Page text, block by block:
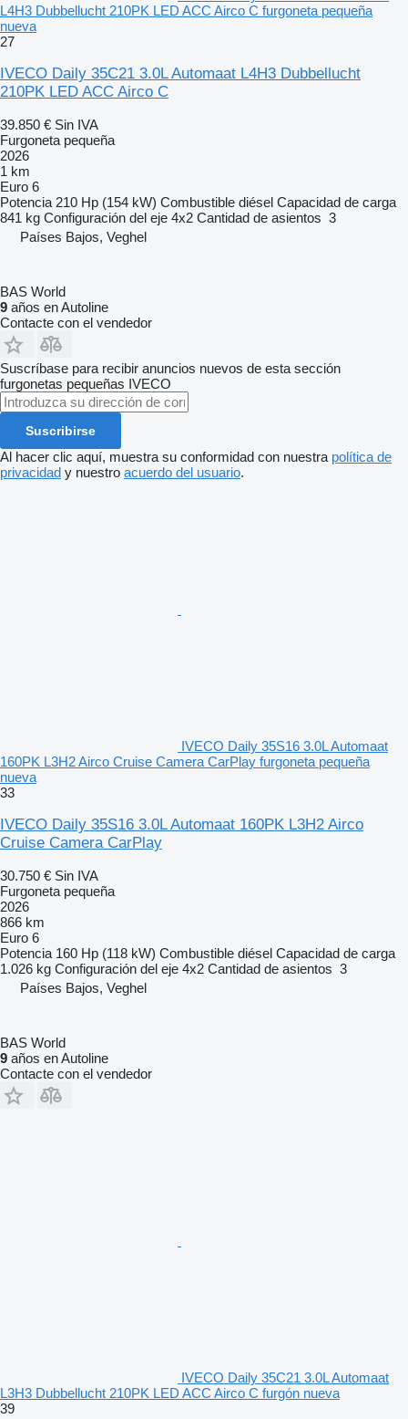
L4H3 Dubbellucht 210PK LED ACC Airco C furgoneta pequeña
nueva
27
IVECO Daily 35C21 3.0L Automaat L4H3 Dubbellucht
210PK LED ACC Airco C
39.850 € Sin IVA
Furgoneta pequeña
2026
1 km
Euro 6
Potencia 210 Hp (154 kW) Combustible diésel Capacidad de carga
841 kg Configuración del eje 4x2 Cantidad de asientos 3
Países Bajos, Veghel
BAS World
9 años en Autoline
Contacte con el vendedor
Suscríbase para recibir anuncios nuevos de esta sección
furgonetas pequeñas IVECO
Suscribirse
Al hacer clic aquí, muestra su conformidad con nuestra política de
privacidad y nuestro acuerdo del usuario.
IVECO Daily 35S16 3.0L Automaat
160PK L3H2 Airco Cruise Camera CarPlay furgoneta pequeña
nueva
33
IVECO Daily 35S16 3.0L Automaat 160PK L3H2 Airco
Cruise Camera CarPlay
30.750 € Sin IVA
Furgoneta pequeña
2026
866 km
Euro 6
Potencia 160 Hp (118 kW) Combustible diésel Capacidad de carga
1.026 kg Configuración del eje 4x2 Cantidad de asientos 3
Países Bajos, Veghel
BAS World
9 años en Autoline
Contacte con el vendedor
IVECO Daily 35C21 3.0L Automaat
L3H3 Dubbellucht 210PK LED ACC Airco C furgón nueva
39